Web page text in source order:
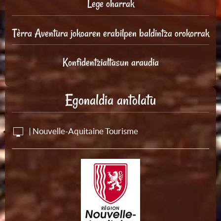
Lege oharrak
Tèrra Aventura jokoaren erabilpen baldintza orokorrak
Konfidentzialtasun araudia
Egonaldia antolatu
| Nouvelle-Aquitaine Tourisme